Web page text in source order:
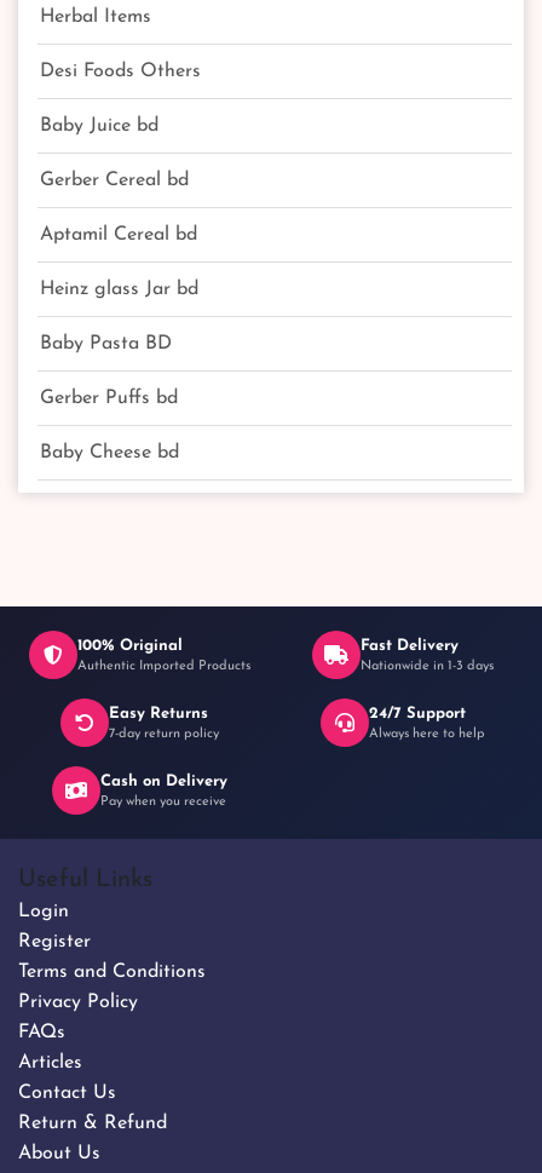
Herbal Items
Desi Foods Others
Baby Juice bd
Gerber Cereal bd
Aptamil Cereal bd
Heinz glass Jar bd
Baby Pasta BD
Gerber Puffs bd
Baby Cheese bd
100% Original
Authentic Imported Products
Fast Delivery
Nationwide in 1-3 days
Easy Returns
7-day return policy
24/7 Support
Always here to help
Cash on Delivery
Pay when you receive
Useful Links
Login
Register
Terms and Conditions
Privacy Policy
FAQs
Articles
Contact Us
Return & Refund
About Us